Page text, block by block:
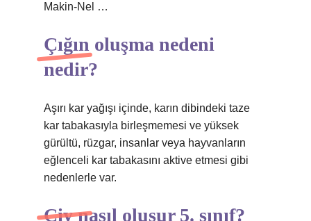
Makin-Nel …
Çığın oluşma nedeni
nedir?
Aşırı kar yağışı içinde, karın dibindeki taze
kar tabakasıyla birleşmemesi ve yüksek
gürültü, rüzgar, insanlar veya hayvanların
eğlenceli kar tabakasını aktive etmesi gibi
nedenlerle var.
Çiy nasıl oluşur 5. sınıf?